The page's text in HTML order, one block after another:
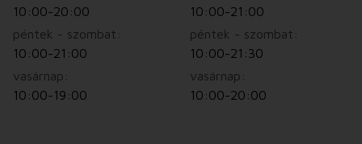
10:00-20:00
péntek - szombat:
10:00-21:00
vasárnap:
10:00-19:00
10:00-21:00
péntek - szombat:
10:00-21:30
vasárnap:
10:00-20:00